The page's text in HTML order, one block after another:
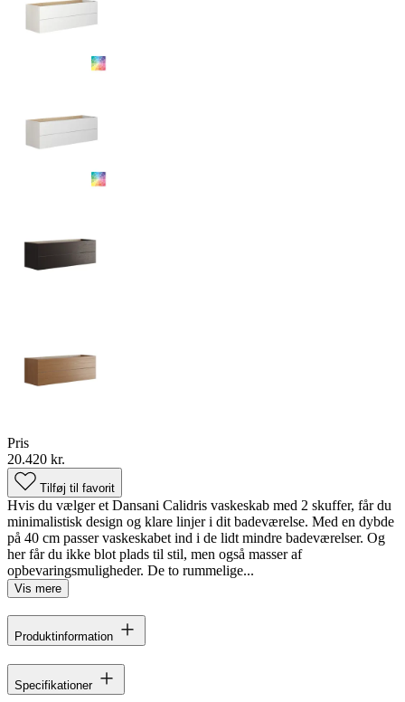
Pris
20.420 kr.
Tilføj til favorit
Hvis du vælger et Dansani Calidris vaskeskab med 2 skuffer, får du
minimalistisk design og klare linjer i dit badeværelse. Med en dybde
på 40 cm passer vaskeskabet ind i de lidt mindre badeværelser. Og
her får du ikke blot plads til stil, men også masser af
opbevaringsmuligheder. De to rummelige...
Vis mere
Produktinformation
Specifikationer